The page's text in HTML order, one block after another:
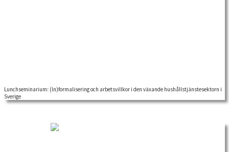
Lunchseminarium: (In)formalisering och arbetsvillkor i den växande hushållstjänstesektorn i
Sverige